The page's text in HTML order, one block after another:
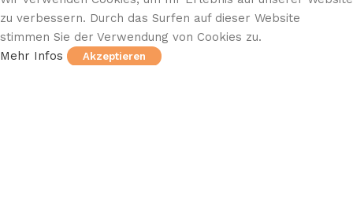
zu verbessern. Durch das Surfen auf dieser Website
stimmen Sie der Verwendung von Cookies zu.
Mehr Infos
Akzeptieren